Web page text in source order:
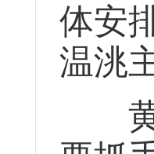
体安
温洮
黄